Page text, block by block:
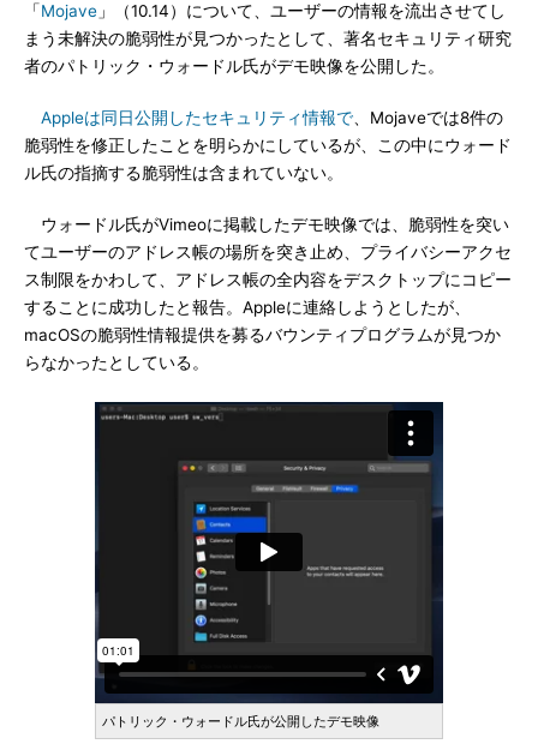
「Mojave 」（10.14）について、ユーザーの情報を流出させてし
まう未解決の脆弱性が見つかったとして、著名セキュリティ研究
者のパトリック・ウォードル氏がデモ映像を公開した。
Appleは同日公開したセキュリティ情報で 、Mojaveでは8件の
脆弱性を修正したことを明らかにしているが、この中にウォード
ル氏の指摘する脆弱性は含まれていない。
ウォードル氏がVimeoに掲載したデモ映像では、脆弱性を突い
てユーザーのアドレス帳の場所を突き止め、プライバシーアクセ
ス制限をかわして、アドレス帳の全内容をデスクトップにコピー
することに成功したと報告。Appleに連絡しようとしたが、
macOSの脆弱性情報提供を募るバウンティプログラムが見つか
らなかったとしている。
パトリック・ウォードル氏が公開したデモ映像